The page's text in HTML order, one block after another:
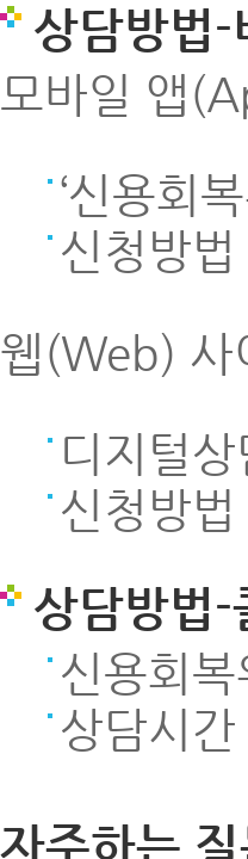
상담방법-
모바일 앱
‘신용회
신청방
웹(Web) 사
디지털
신청방
상담방법
신용회
상담시
자주하는